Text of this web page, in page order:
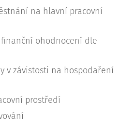
na hlavní pracovní
ohodnocení dle
v závistosti na hospodaření
prostředí